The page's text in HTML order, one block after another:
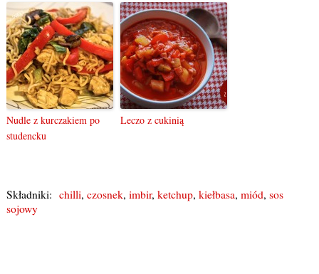
Nudle z kurczakiem po
studencku
Leczo z cukinią
Składniki: chilli, czosnek, imbir, ketchup, kiełbasa, miód, sos
sojowy